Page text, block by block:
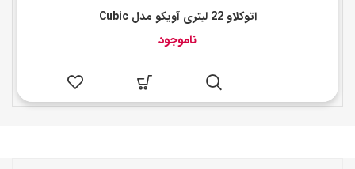
اتوکلاو 22 لیتری آویکو مدل Cubic
ناموجود